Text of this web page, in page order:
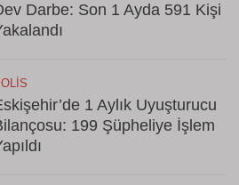
Darbe: Son 1 Ayda 591 Kişi
1 Aylık Uyuşturucu
199 Şüpheliye İşlem